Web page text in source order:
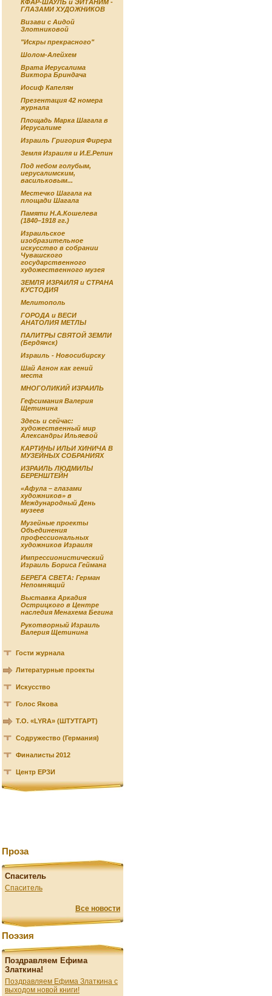
КФАР-ШАУЛЬ и ЭЙТАНИМ -
ГЛАЗАМИ ХУДОЖНИКОВ
Визави с Аидой
Злотниковой
"Искры прекрасного"
Шолом-Алейхем
Врата Иерусалима
Виктора Бриндача
Иосиф Капелян
Презентация 42 номера
журнала
Площадь Марка Шагала в
Иерусалиме
Израиль Григория Фирера
Земля Израиля и И.Е.Репин
Под небом голубым,
иерусалимским,
васильковым...
Местечко Шагала на
площади Шагала
Памяти Н.А.Кошелева
(1840–1918 гг.)
Израильское
изобразительное
искусство в собрании
Чувашского
государственного
художественного музея
ЗЕМЛЯ ИЗРАИЛЯ и СТРАНА
КУСТОДИЯ
Мелитополь
ГОРОДА и ВЕСИ
АНАТОЛИЯ МЕТЛЫ
ПАЛИТРЫ СВЯТОЙ ЗЕМЛИ
(Бердянск)
Израиль - Новосибирску
Шай Агнон как гений
места
МНОГОЛИКИЙ ИЗРАИЛЬ
Гефсимания Валерия
Щетинина
Здесь и сейчас:
художественный мир
Александры Ильяевой
КАРТИНЫ ИЛЬИ ХИНИЧА В
МУЗЕЙНЫХ СОБРАНИЯХ
ИЗРАИЛЬ ЛЮДМИЛЫ
БЕРЕНШТЕЙН
«Афула – глазами
художников» в
Международный День
музеев
Музейные проекты
Объединения
профессиональных
художников Израиля
Импрессионистический
Израиль Бориса Геймана
БЕРЕГА СВЕТА: Герман
Непомнящий
Выставка Аркадия
Острицкого в Центре
наследия Менахема Бегина
Рукотворный Израиль
Валерия Щетинина
Гости журнала
Литературные проекты
Искусство
Голос Якова
Т.О. «LYRA» (ШТУТГАРТ)
Содружество (Германия)
Финалисты 2012
Центр ЕРЗИ
Проза
Спаситель
Спаситель
Все новости
Поэзия
Поздравляем Ефима
Златкина!
Поздравляем Ефима Златкина с
выходом новой книги!